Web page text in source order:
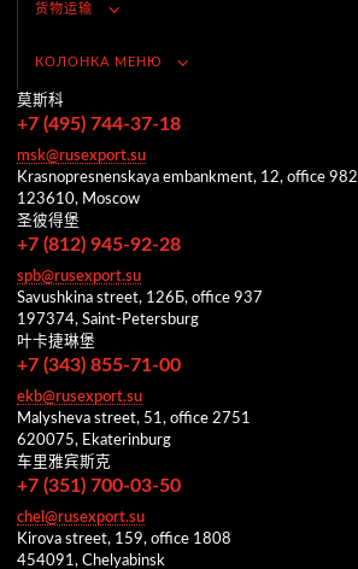
货物运输
КОЛОНКА МЕНЮ
莫斯科
+7 (495) 744-37-18
msk@rusexport.su
Krasnopresnenskaya embankment, 12, office 982
123610, Moscow
圣彼得堡
+7 (812) 945-92-28
spb@rusexport.su
Savushkina street, 126Б, office 937
197374, Saint-Petersburg
叶卡捷琳堡
+7 (343) 855-71-00
ekb@rusexport.su
Malysheva street, 51, office 2751
620075, Ekaterinburg
车里雅宾斯克
+7 (351) 700-03-50
chel@rusexport.su
Kirova street, 159, office 1808
454091, Chelyabinsk